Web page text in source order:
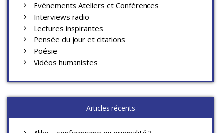
Evènements Ateliers et Conférences
Interviews radio
Lectures inspirantes
Pensée du jour et citations
Poésie
Vidéos humanistes
Articles récents